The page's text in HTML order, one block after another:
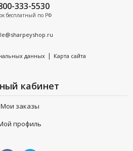
333-5530
бесплатный по РФ
данных | Карта сайта
кабинет
Мои заказы
профиль